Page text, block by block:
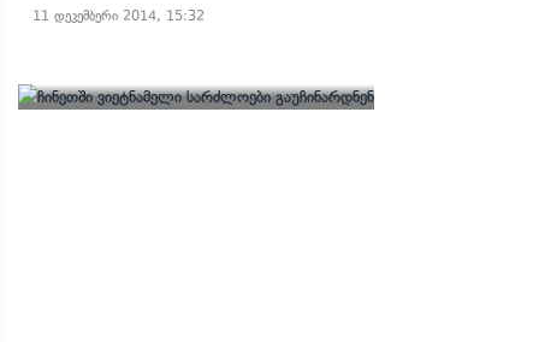
11 დეკემბერი 2014, 15:32